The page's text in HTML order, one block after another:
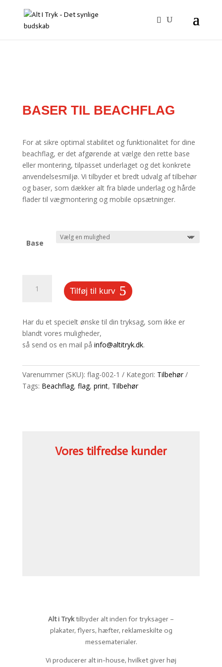
BASER TIL BEACHFLAG
For at sikre optimal stabilitet og funktionalitet for dine
beachflag, er det afgørende at vælge den rette base
eller montering, tilpasset underlaget og det konkrete
anvendelsesmiljø. Vi tilbyder et bredt udvalg af tilbehør
og baser, som dækker alt fra bløde underlag og hårde
flader til vægmontering og mobile opsætninger.
Base
Tilføj til kurv
Har du et specielt ønske til din tryksag, som ikke er
blandt vores muligheder,
så send os en mail på info@altitryk.dk.
Varenummer (SKU): flag-002-1 Kategori: Tilbehør
Tags: Beachflag, flag, print, Tilbehør
Vores tilfredse kunder
Alt i Tryktilbyder alt inden for tryksager –
plakater, flyers, hæfter, reklameskilte og
messematerialer.
Vi producerer alt in-house, hvilket giver høj